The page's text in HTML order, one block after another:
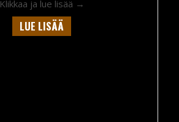
Klikkaa ja lue lisää →
LUE LISÄÄ